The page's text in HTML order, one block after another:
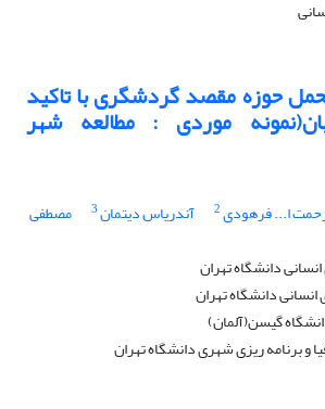
حوزه مقصد گردشگری با تاکید
موردی : مطالعه شهر
ا... فرهودی2 آندریاس دیتمان3 مصطفی
دانشگاه تهران
انسانی دانشگاه تهران
گیسن(آلمان)
و برنامه ریزی شهری دانشگاه تهران